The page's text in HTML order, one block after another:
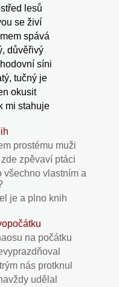
lesů
se živí
spává
důvěřivý
síni
tučný je
okusit
mi stahuje
prostému muži
zpěvaví ptáci
všechno vlastním a
je a plno knih
na počátku
nás protknul
udělal